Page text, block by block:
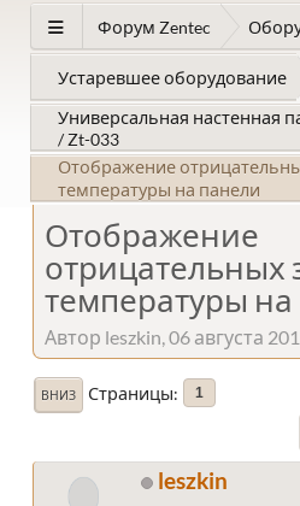
Форум Zentec
Устаревшее оборудование
Универсальная настенная
/ Zt-033
Отображение
температуры на панели
Отображение
отрицательных
температуры
Автор leszkin, 06 августа
ВНИЗ Страницы 1
leszkin